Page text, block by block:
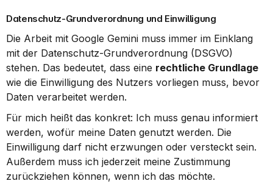
Datenschutz-Grundverordnung und Einwilligung
Die Arbeit mit Google Gemini muss immer im Einklang
mit der Datenschutz-Grundverordnung (DSGVO)
stehen. Das bedeutet, dass eine rechtliche Grundlage
wie die Einwilligung des Nutzers vorliegen muss, bevor
Daten verarbeitet werden.
Für mich heißt das konkret: Ich muss genau informiert
werden, wofür meine Daten genutzt werden. Die
Einwilligung darf nicht erzwungen oder versteckt sein.
Außerdem muss ich jederzeit meine Zustimmung
zurückziehen können, wenn ich das möchte.